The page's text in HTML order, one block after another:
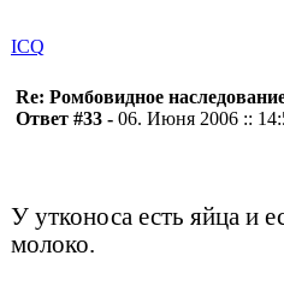
ICQ
Re: Ромбовидное
Ответ #33 - 06. Июня 2006 ::
У утконоса есть яйца и
молоко.